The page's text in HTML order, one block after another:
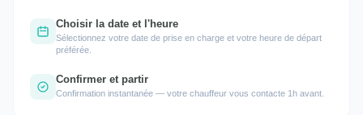
Choisir la date et l'heure
Sélectionnez votre date de prise en charge et votre heure de départ
préférée.
Confirmer et partir
Confirmation instantanée — votre chauffeur vous contacte 1h avant.